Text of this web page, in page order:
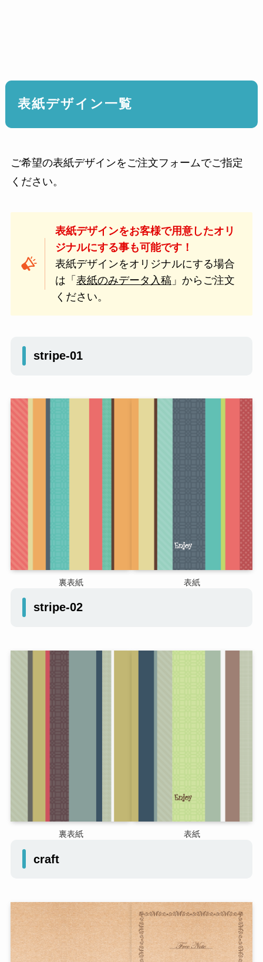
表紙デザイン一覧
ご希望の表紙デザインをご注文フォームでご指定
ください。
表紙デザインをお客様で用意したオリ
ジナルにする事も可能です！
表紙デザインをオリジナルにする場合
は「表紙のみデータ入稿 」からご注文
ください。
stripe-01
裏表紙 表紙
stripe-02
裏表紙 表紙
craft